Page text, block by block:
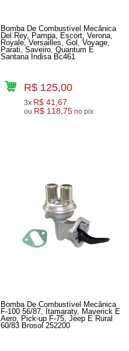
Bomba De Combustível Mecânica
Del Rey, Pampa, Escort, Verona,
Royale, Versailles, Gol, Voyage,
Parati, Saveiro, Quantum E
Santana Indisa Bc461
R$ 125,00
3x R$ 41,67
ou R$ 118,75 no pix
Bomba De Combustível Mecânica
F-100 56/87, Itamaraty, Maverick E
Aero, Pick-up F-75, Jeep E Rural
60/83 Brosol 252200